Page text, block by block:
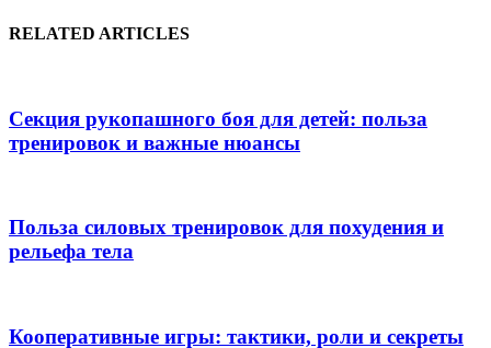
RELATED ARTICLES
Секция рукопашного боя для детей: польза
тренировок и важные нюансы
Польза силовых тренировок для похудения и
рельефа тела
Кооперативные игры: тактики, роли и секреты